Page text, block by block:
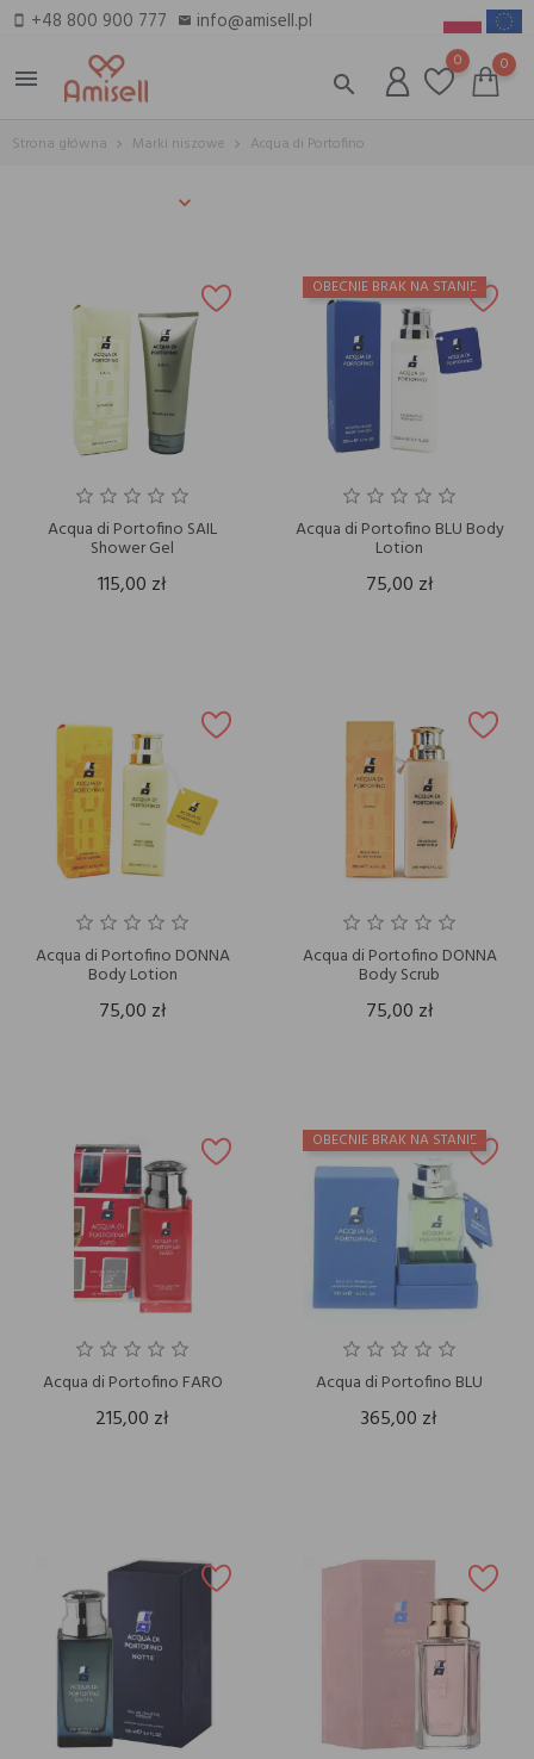
smartphone +48 800 900 777 email info@amisell.pl
menu
search
0 0
Strona główna Marki niszowe Acqua di Portofino
Acqua di Portofino SAIL
Shower Gel
115,00 zł
OBECNIE BRAK NA STANIE
Acqua di Portofino BLU Body
Lotion
75,00 zł
Acqua di Portofino DONNA
Body Lotion
75,00 zł
Acqua di Portofino DONNA
Body Scrub
75,00 zł
Acqua di Portofino FARO
215,00 zł
OBECNIE BRAK NA STANIE
Acqua di Portofino BLU
365,00 zł